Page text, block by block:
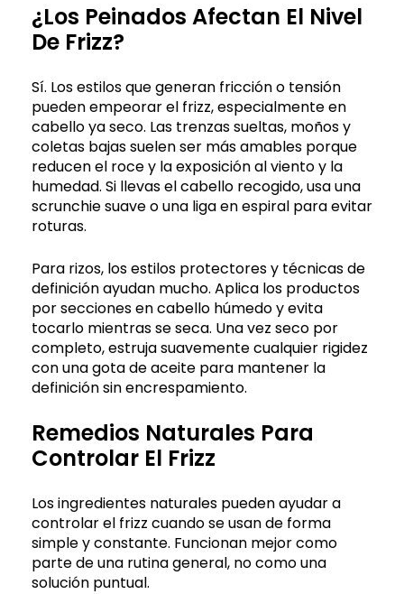
¿Los Peinados Afectan El Nivel
De Frizz?
Sí. Los estilos que generan fricción o tensión
pueden empeorar el frizz, especialmente en
cabello ya seco. Las trenzas sueltas, moños y
coletas bajas suelen ser más amables porque
reducen el roce y la exposición al viento y la
humedad. Si llevas el cabello recogido, usa una
scrunchie suave o una liga en espiral para evitar
roturas.
Para rizos, los estilos protectores y técnicas de
definición ayudan mucho. Aplica los productos
por secciones en cabello húmedo y evita
tocarlo mientras se seca. Una vez seco por
completo, estruja suavemente cualquier rigidez
con una gota de aceite para mantener la
definición sin encrespamiento.
Remedios Naturales Para
Controlar El Frizz
Los ingredientes naturales pueden ayudar a
controlar el frizz cuando se usan de forma
simple y constante. Funcionan mejor como
parte de una rutina general, no como una
solución puntual.